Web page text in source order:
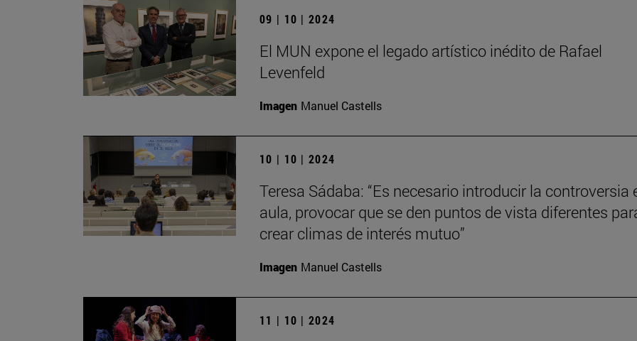
09 | 10 | 2024
El MUN expone el legado artístico inédito de Rafael
Levenfeld
Imagen Manuel Castells
10 | 10 | 2024
Teresa Sádaba: “Es necesario introducir la controversia
aula, provocar que se den puntos de vista diferentes
crear climas de interés mutuo”
Imagen Manuel Castells
11 | 10 | 2024